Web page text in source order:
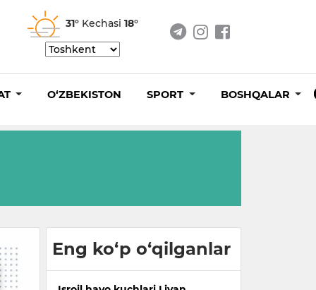
31° Kechasi 18°
O‘ZBEKISTON SPORT BOSHQALAR
Eng ko‘p o‘qilganlar